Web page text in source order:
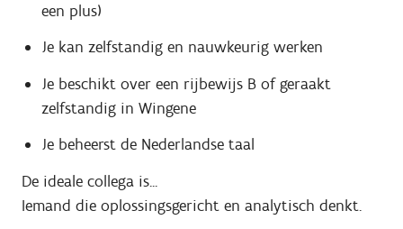
een plus)
Je kan zelfstandig en nauwkeurig werken
Je beschikt over een rijbewijs B of geraakt
zelfstandig in Wingene
Je beheerst de Nederlandse taal
De ideale collega is...
Iemand die oplossingsgericht en analytisch denkt.